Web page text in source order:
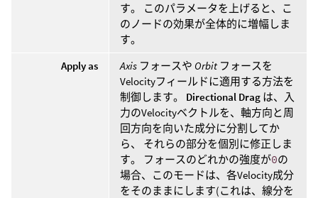
す。 このパラメータを上げると、こ
のノードの効果が全体的に増幅しま
す。
Apply as
Axis フォースや Orbit フォースを
Velocityフィールドに適用する方法を
制御します。 Directional Drag は、入
力のVelocityベクトルを、軸方向と周
回方向を向いた成分に分割してか
ら、 それらの部分を個別に修正しま
す。 フォースのどれかの強度が0の
場合、このモードは、各Velocity成分
をそのままにします(これは、線分を